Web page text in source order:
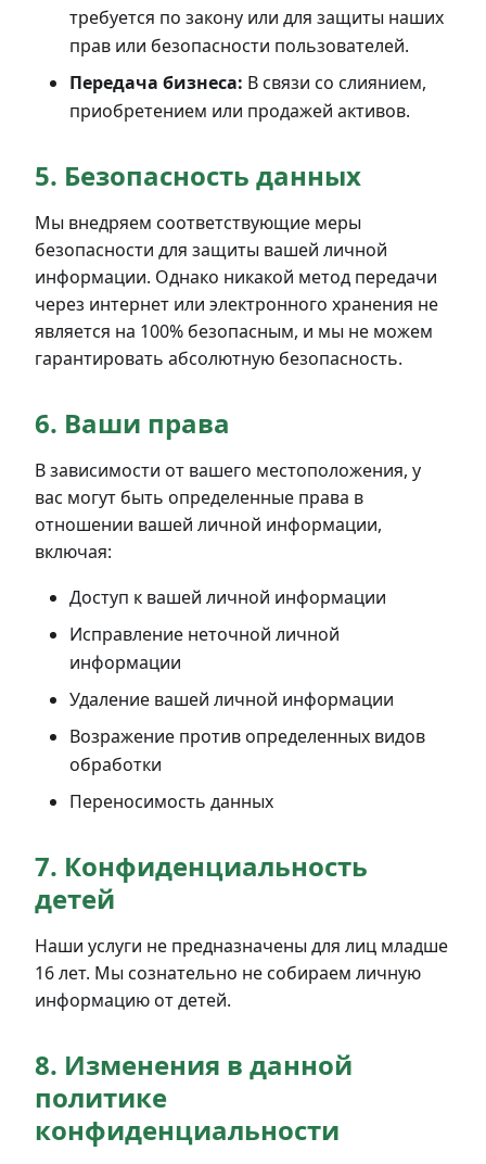
требуется по закону или для защиты наших
прав или безопасности пользователей.
Передача бизнеса: В связи со слиянием,
приобретением или продажей активов.
5. Безопасность данных
Мы внедряем соответствующие меры
безопасности для защиты вашей личной
информации. Однако никакой метод передачи
через интернет или электронного хранения не
является на 100% безопасным, и мы не можем
гарантировать абсолютную безопасность.
6. Ваши права
В зависимости от вашего местоположения, у
вас могут быть определенные права в
отношении вашей личной информации,
включая:
Доступ к вашей личной информации
Исправление неточной личной
информации
Удаление вашей личной информации
Возражение против определенных видов
обработки
Переносимость данных
7. Конфиденциальность
детей
Наши услуги не предназначены для лиц младше
16 лет. Мы сознательно не собираем личную
информацию от детей.
8. Изменения в данной
политике
конфиденциальности